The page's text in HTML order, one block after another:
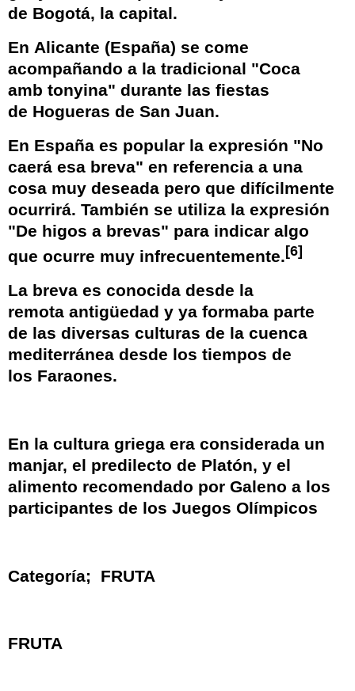
de Bogotá, la capital.
En Alicante (España) se come
acompañando a la tradicional "Coca
amb tonyina" durante las fiestas
de Hogueras de San Juan.
En España es popular la expresión "No
caerá esa breva" en referencia a una
cosa muy deseada pero que difícilmente
ocurrirá. También se utiliza la expresión
"De higos a brevas" para indicar algo
que ocurre muy infrecuentemente. [6]
La breva es conocida desde la
remota antigüedad y ya formaba parte
de las diversas culturas de la cuenca
mediterránea desde los tiempos de
los Faraones.
En la cultura griega era considerada un
manjar, el predilecto de Platón, y el
alimento recomendado por Galeno a los
participantes de los Juegos Olímpicos
Categoría; FRUTA
FRUTA​